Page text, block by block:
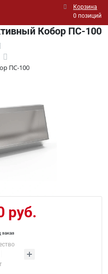
Корзина
0 позиций
Кобор ПС-100
ПС-100
руб.
заказ